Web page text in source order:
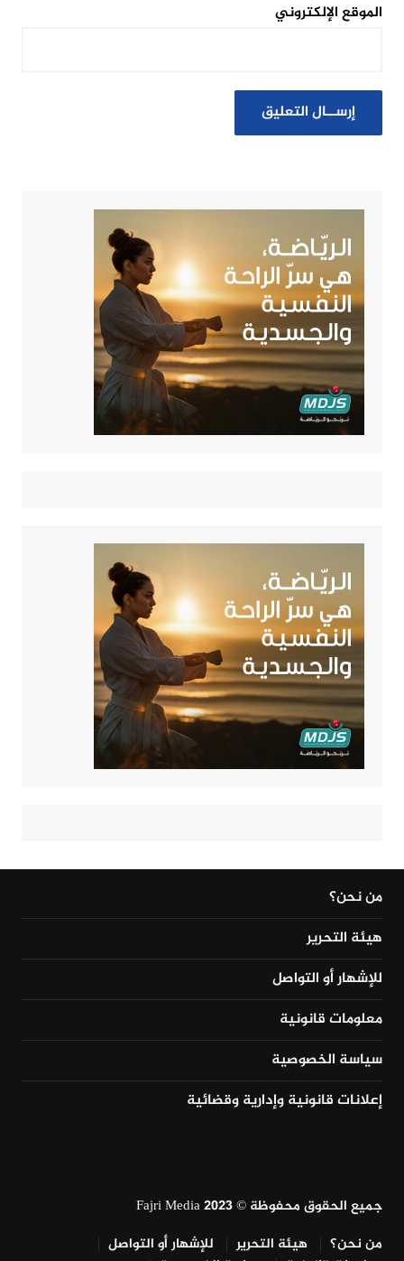
الموقع الإلكتروني
من نحن؟
هيئة التحرير
للإشهار أو التواصل
معلومات قانونية
سياسة الخصوصية
إعلانات قانونية وإدارية وقضائية
جميع الحقوق محفوظة © Fajri Media 2023
من نحن؟
هيئة التحرير
للإشهار أو التواصل